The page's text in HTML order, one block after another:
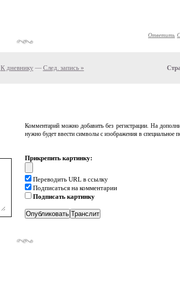
Ответить
К дневнику — След. запись »
Комментарий можно добавить без регистрации. На
нужно будет ввести символы с изображения в специальное
Прикрепить картинку:
Переводить URL в ссылку
Подписаться на комментарии
Подписать картинку